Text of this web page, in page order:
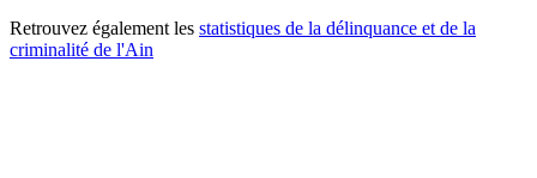
Retrouvez également les statistiques de la délinquance et de la
criminalité de l'Ain